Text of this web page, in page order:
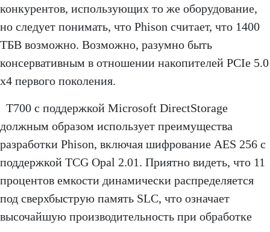
конкурентов, использующих то же оборудование,
но следует понимать, что Phison считает, что 1400
ТБВ возможно. Возможно, разумно быть
консервативным в отношении накопителей PCIe 5.0
x4 первого поколения.
T700 с поддержкой Microsoft DirectStorage
должным образом использует преимущества
разработки Phison, включая шифрование AES 256 с
поддержкой TCG Opal 2.01. Приятно видеть, что 11
процентов емкости динамически распределяется
под сверхбыструю память SLC, что означает
высочайшую производительность при обработке